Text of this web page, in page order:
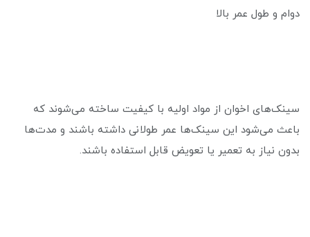
دوام و طول عمر بالا
سینک‌های اخوان از مواد اولیه با کیفیت ساخته می‌شوند که
باعث می‌شود این سینک‌ها عمر طولانی داشته باشند و مدت‌ها
بدون نیاز به تعمیر یا تعویض قابل استفاده باشند.